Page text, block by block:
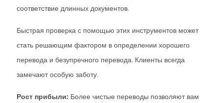
соответствие длинных документов.
Быстрая проверка с помощью этих инструментов может
стать решающим фактором в определении хорошего
перевода и безупречного перевода. Клиенты всегда
замечают особую заботу.
Рост прибыли: Более чистые переводы позволяют вам